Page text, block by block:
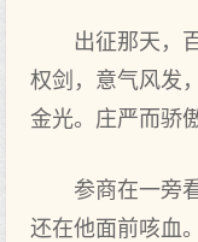
出征那天，
权剑，意气风发
金光。庄严而骄傲
参商在一旁
还在他面前咳血。